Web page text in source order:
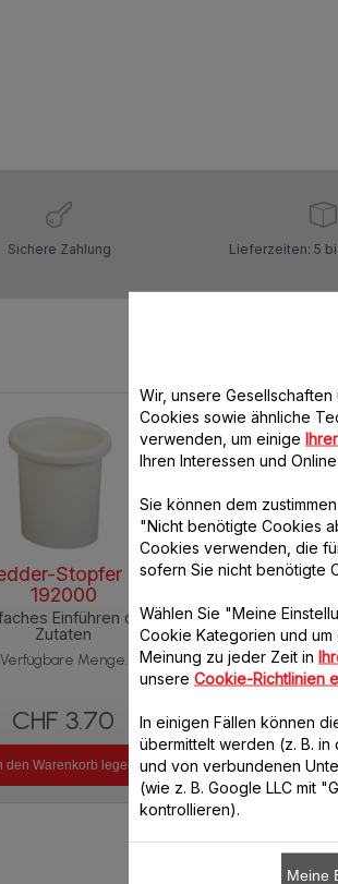
Sichere Zahlung Lieferzeiten: 5
192000
Zutaten
Verfügbare Menge.
CHF 3.70
den Warenkorb legen
Achse und Kupplung
CHF
In den
Wir, unsere Gesellschaften
Cookies sowie ähnliche
verwenden, um einige
Ihren Interessen und
Sie können dem
"Nicht benötigte Cookies
Cookies verwenden, die
sofern Sie nicht benötigte
Wählen Sie "Meine
Cookie Kategorien und
Meinung zu jeder Zeit in
unsere Cookie-Richtlinien
In einigen Fällen können
übermittelt werden (z. B.
und von verbundenen
(wie z. B. Google LLC mit
kontrollieren).
Meine